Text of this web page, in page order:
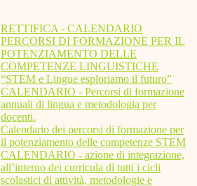
RETTIFICA - CALENDARIO
PERCORSI DI FORMAZIONE PER IL
POTENZIAMENTO DELLE
COMPETENZE LINGUISTICHE
“STEM e Lingue esploriamo il futuro”
CALENDARIO - Percorsi di formazione
annuali di lingua e metodologia per
docenti.
Calendario dei percorsi di formazione per
il potenziamento delle competenze STEM
CALENDARIO - azione di integrazione,
all’interno dei curricula di tutti i cicli
scolastici di attività, metodologie e